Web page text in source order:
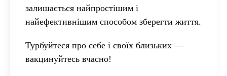
залишається найпростішим і
найефективнішим способом зберегти життя.
Турбуйтеся про себе і своїх близьких —
вакцинуйтесь вчасно!